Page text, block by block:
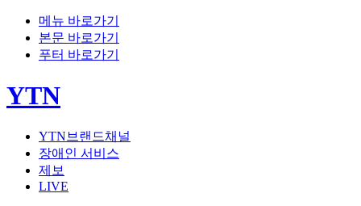
메뉴 바로가기
본문 바로가기
푸터 바로가기
YTN
YTN브랜드채널
장애인 서비스
제보
LIVE